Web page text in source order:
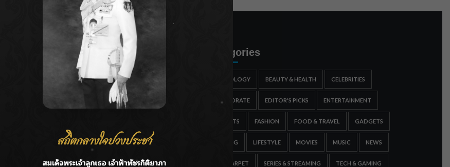
ชลประทานเชียงใหม่เร่งพร่องน้ำแม่น้ำปิง รับมวลน้ำเหนือ ย้ำ
ฟาดลุคใหม่! “แบม พิชญานิน” แดนซ์สับทุกจังหวะ ชวนแฟนๆ
กรมชลฯ รับฟังประชาชน ติดตามแก้ปัญหาโครงการประตู
ระบายน้ำศรีสองรักฯ
Categories
ASTROLOGY BEAUTY & HEALTH CELEBRITIES
CORPORATE EDITOR'S PICKS ENTERTAINMENT
ESPORTS FASHION FOOD & TRAVEL GADGETS
GAMING LIFESTYLE MOVIES MUSIC NEWS
RED CARPET SERIES & STREAMING TECH & GAMING